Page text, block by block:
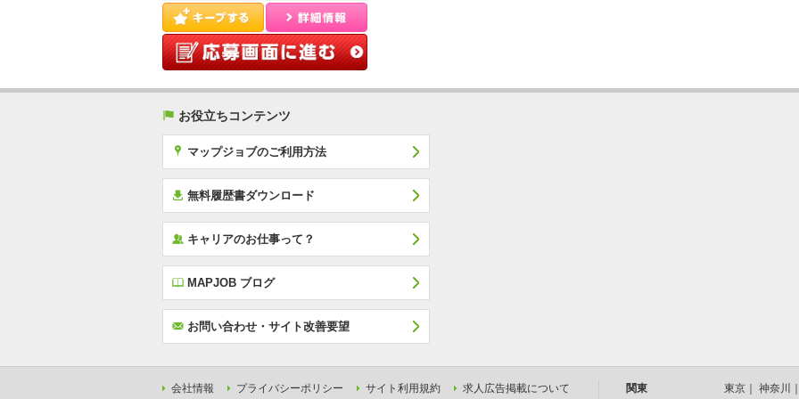
( お役立ちコンテンツ
x マップジョブのご利用方法
í 無料履歴書ダウンロード
‰ キャリアのお仕事って？
E MAPJOB ブログ
F お問い合わせ・サイト改善要望
会社情報 プライバシーポリシー サイト利用規約 求人広告掲載について 関東 東京 神奈川